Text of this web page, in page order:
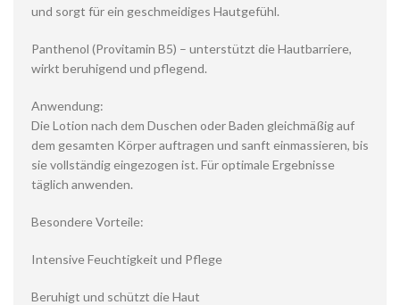
und sorgt für ein geschmeidiges Hautgefühl.
Panthenol (Provitamin B5) – unterstützt die Hautbarriere,
wirkt beruhigend und pflegend.
Anwendung:
Die Lotion nach dem Duschen oder Baden gleichmäßig auf
dem gesamten Körper auftragen und sanft einmassieren, bis
sie vollständig eingezogen ist. Für optimale Ergebnisse
täglich anwenden.
Besondere Vorteile:
Intensive Feuchtigkeit und Pflege
Beruhigt und schützt die Haut